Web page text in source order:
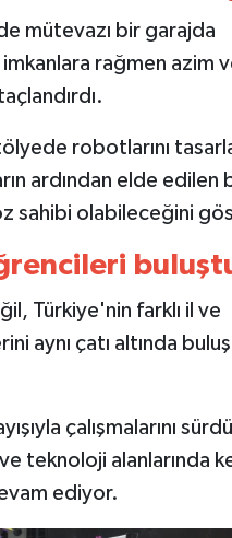
mütevazı bir garajda
imkanlara rağmen azim
robotlarını
ardından elde edilen
sahibi olabileceğini
Türkiye'nin farklı il ve
aynı çatı altında
çalışmalarını
teknoloji alanlarında
ediyor.